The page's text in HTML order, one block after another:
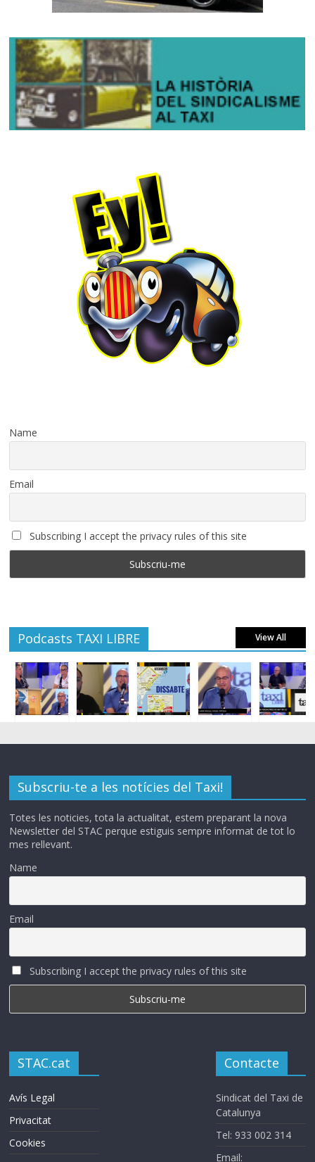
Name
Email
Subscribing I accept the privacy rules of this site
Podcasts TAXI LIBRE View All
Subscriu-te a les notícies del Taxi!
Totes les noticies, tota la actualitat, estem preparant la nova
Newsletter del STAC perque estiguis sempre informat de tot lo
mes rellevant.
Name
Email
Subscribing I accept the privacy rules of this site
STAC.cat
Avís Legal
Privacitat
Cookies
Contacte
Sindicat del Taxi de
Catalunya
Tel: 933 002 314
Email: